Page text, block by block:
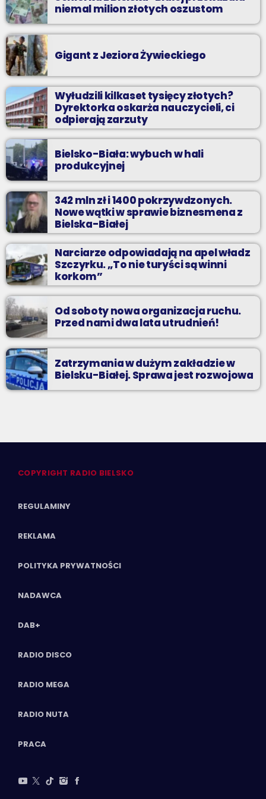
niemal milion złotych oszustom
Gigant z Jeziora Żywieckiego
Wyłudzili kilkaset tysięcy złotych?
Dyrektorka oskarża nauczycieli, ci
odpierają zarzuty
Bielsko-Biała: wybuch w hali
produkcyjnej
342 mln zł i 1400 pokrzywdzonych.
Nowe wątki w sprawie biznesmena z
Bielska-Białej
Narciarze odpowiadają na apel władz
Szczyrku. „To nie turyści są winni
korkom”
Od soboty nowa organizacja ruchu.
Przed nami dwa lata utrudnień!
Zatrzymania w dużym zakładzie w
Bielsku-Białej. Sprawa jest rozwojowa
COPYRIGHT RADIO BIELSKO
REGULAMINY
REKLAMA
POLITYKA PRYWATNOŚCI
NADAWCA
DAB+
RADIO DISCO
RADIO MEGA
RADIO NUTA
PRACA